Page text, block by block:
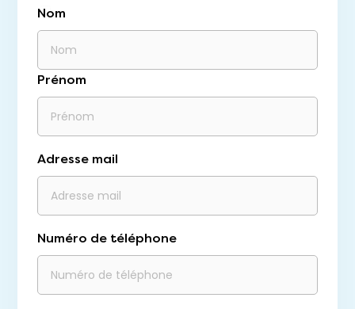
Nom
Prénom
Adresse mail
Numéro de téléphone